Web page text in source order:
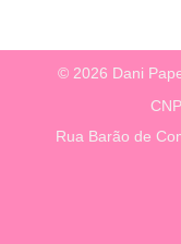
© 2026 Dani
Rua Barão de